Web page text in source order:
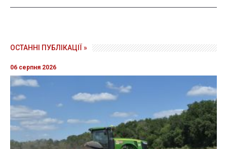
ОСТАННІ ПУБЛІКАЦІЇ »
06 серпня 2026